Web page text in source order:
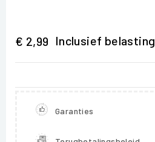
€ 2,99 Inclusief belasting
Garanties